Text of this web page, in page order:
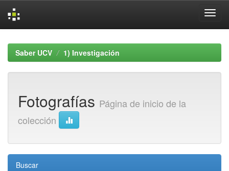
navigationSaber UCV 1) Investigación
Fotografías Página de inicio de la
colección
Buscar